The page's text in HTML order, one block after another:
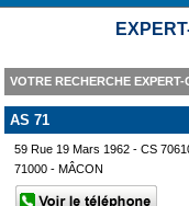
VOTRE RECHERCHE
AS 71
59 Rue 19 Mars 1962 - CS
71000 - MÂCON